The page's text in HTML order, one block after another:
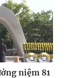
niệm 81